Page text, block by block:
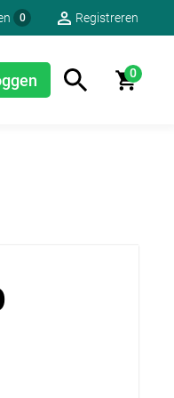
0 Registreren
0